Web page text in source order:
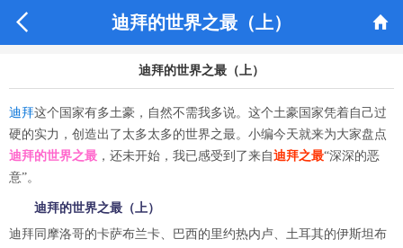
 迪拜的世界之最（上） 
迪拜的世界之最（上）
迪拜这个国家有多土豪，自然不需我多说。这个土豪国家凭着自己过
硬的实力，创造出了太多太多的世界之最。小编今天就来为大家盘点
迪拜的世界之最 ，还未开始，我已感受到了来自迪拜之最“深深的恶
意”。
迪拜的世界之最（上）
迪拜同摩洛哥的卡萨布兰卡、巴西的里约热内卢、土耳其的伊斯坦布